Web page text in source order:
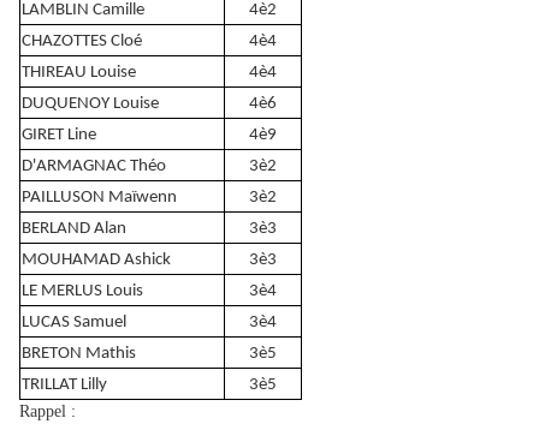
LAMBLIN Camille
4è2
CHAZOTTES Cloé
4è4
THIREAU Louise
4è4
DUQUENOY Louise
4è6
GIRET Line
4è9
D'ARMAGNAC Théo
3è2
PAILLUSON Maïwenn
3è2
BERLAND Alan
3è3
MOUHAMAD Ashick
3è3
LE MERLUS Louis
3è4
LUCAS Samuel
3è4
BRETON Mathis
3è5
TRILLAT Lilly
3è5
Rappel :